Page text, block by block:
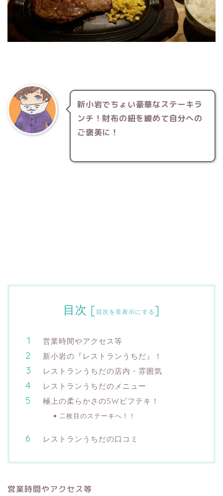
新小岩でちょい豪華なステーキラ
ンチ！財布の紐を緩めて自分への
ご褒美に！
目次 [ 目次を非表示にする]
営業時間やアクセス等
新小岩の『レストランうちだ』！
レストランうちだの店内・雰囲気
レストランうちだのメニュー
極上の柔らかさのSWビフテキ！
二枚目のステーキへ！！
レストランうちだの口コミ
営業時間やアクセス等